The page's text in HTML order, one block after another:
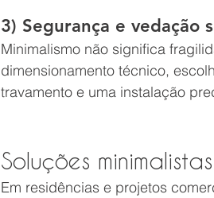
3) Segurança e vedação
Minimalismo não significa
dimensionamento técnico,
travamento e uma instalação
Soluções
Em residências e projetos